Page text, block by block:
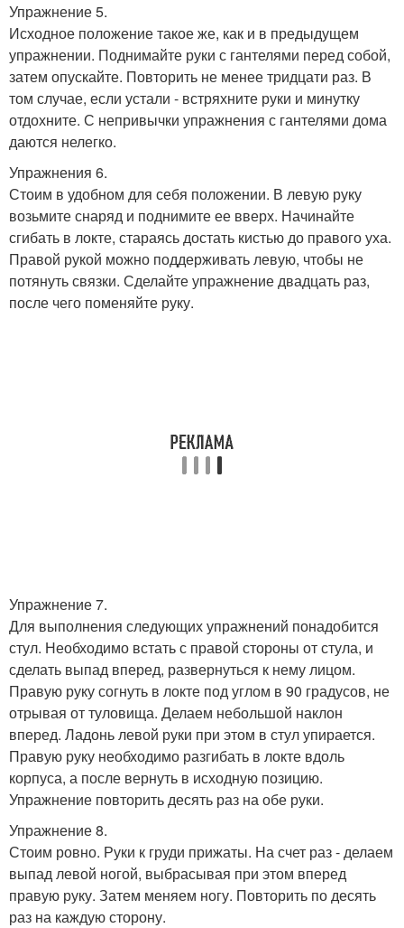
Упражнение 5.
Исходное положение такое же, как и в предыдущем
упражнении. Поднимайте руки с гантелями перед собой,
затем опускайте. Повторить не менее тридцати раз. В
том случае, если устали - встряхните руки и минутку
отдохните. С непривычки упражнения с гантелями дома
даются нелегко.
Упражнения 6.
Стоим в удобном для себя положении. В левую руку
возьмите снаряд и поднимите ее вверх. Начинайте
сгибать в локте, стараясь достать кистью до правого уха.
Правой рукой можно поддерживать левую, чтобы не
потянуть связки. Сделайте упражнение двадцать раз,
после чего поменяйте руку.
Упражнение 7.
Для выполнения следующих упражнений понадобится
стул. Необходимо встать с правой стороны от стула, и
сделать выпад вперед, развернуться к нему лицом.
Правую руку согнуть в локте под углом в 90 градусов, не
отрывая от туловища. Делаем небольшой наклон
вперед. Ладонь левой руки при этом в стул упирается.
Правую руку необходимо разгибать в локте вдоль
корпуса, а после вернуть в исходную позицию.
Упражнение повторить десять раз на обе руки.
Упражнение 8.
Стоим ровно. Руки к груди прижаты. На счет раз - делаем
выпад левой ногой, выбрасывая при этом вперед
правую руку. Затем меняем ногу. Повторить по десять
раз на каждую сторону.